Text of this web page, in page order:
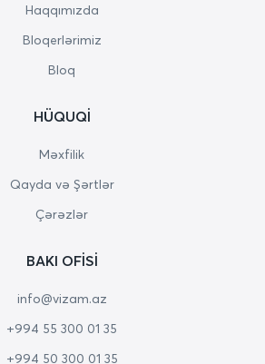
Haqqımızda
Bloqerlərimiz
Bloq
HÜQUQI
Məxfilik
Qayda və Şərtlər
Çərəzlər
BAKI OFISI
info@vizam.az
+994 55 300 01 35
+994 50 300 01 35